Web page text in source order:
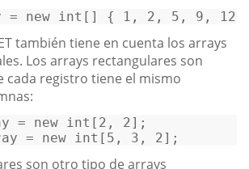
= new int [] { 1 , 2 , 5 , 9 , 12
también tiene en cuenta los arrays
Los arrays rectangulares son
cada registro tiene el mismo
= new int [ 2 , 2
= new int [ 5 , 3 , 2];
son otro tipo de arrays